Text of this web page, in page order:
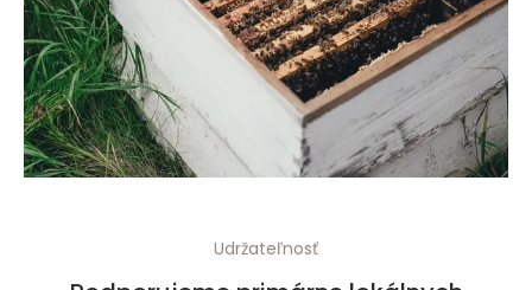
Udržateľnosť